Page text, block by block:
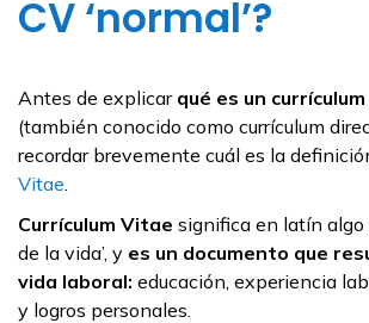
CV ‘normal’?
Antes de explicar qué es un
(también conocido como currículum
recordar brevemente cuál es la
Vitae
Currículum Vitae significa en latín algo
de la vida’, y es un documento que
vida laboral: educación, experiencia
y logros personales.